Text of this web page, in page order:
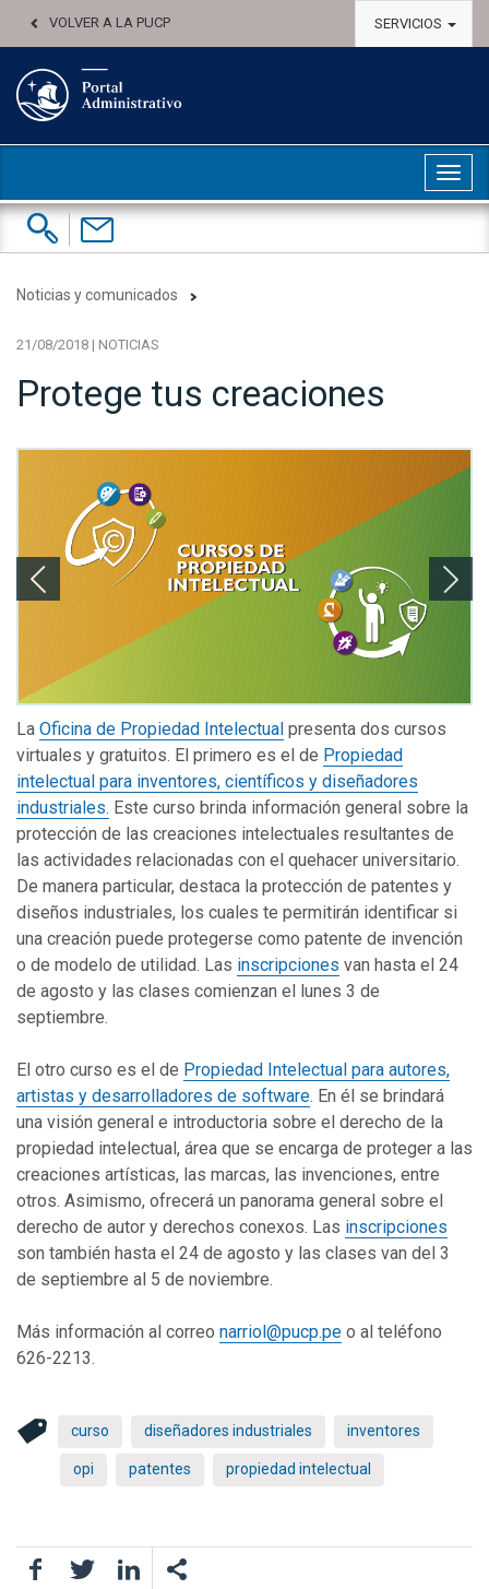
VOLVER A LA PUCP SERVICIOS
Buscar:
Contáctenos
Noticias y comunicados
21/08/2018 | NOTICIAS
Protege tus creaciones
La Oficina de Propiedad Intelectual presenta dos cursos
virtuales y gratuitos. El primero es el de Propiedad
intelectual para inventores, científicos y diseñadores
industriales. Este curso brinda información general sobre la
protección de las creaciones intelectuales resultantes de
las actividades relacionadas con el quehacer universitario.
De manera particular, destaca la protección de patentes y
diseños industriales, los cuales te permitirán identificar si
una creación puede protegerse como patente de invención
o de modelo de utilidad. Las inscripciones van hasta el 24
de agosto y las clases comienzan el lunes 3 de
septiembre.
El otro curso es el de Propiedad Intelectual para autores,
artistas y desarrolladores de software. En él se brindará
una visión general e introductoria sobre el derecho de la
propiedad intelectual, área que se encarga de proteger a las
creaciones artísticas, las marcas, las invenciones, entre
otros. Asimismo, ofrecerá un panorama general sobre el
derecho de autor y derechos conexos. Las inscripciones
son también hasta el 24 de agosto y las clases van del 3
de septiembre al 5 de noviembre.
Más información al correo narriol@pucp.pe o al teléfono
626-2213.
curso diseñadores industriales inventores
opi patentes propiedad intelectual
FacebookTwitter LinkedIn